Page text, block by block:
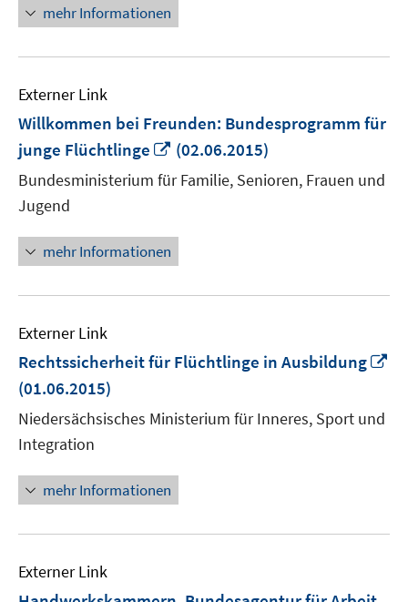
mehr Informationen
Externer Link
Willkommen bei Freunden: Bundesprogramm für
junge Flüchtlinge
In
neuem
Fenster
(02.06.2015)
Bundesministerium für Familie, Senioren, Frauen und
Jugend
mehr Informationen
Externer Link
Rechtssicherheit für Flüchtlinge in Ausbildung
(01.06.2015)
Niedersächsisches Ministerium für Inneres, Sport und
Integration
mehr Informationen
Externer Link